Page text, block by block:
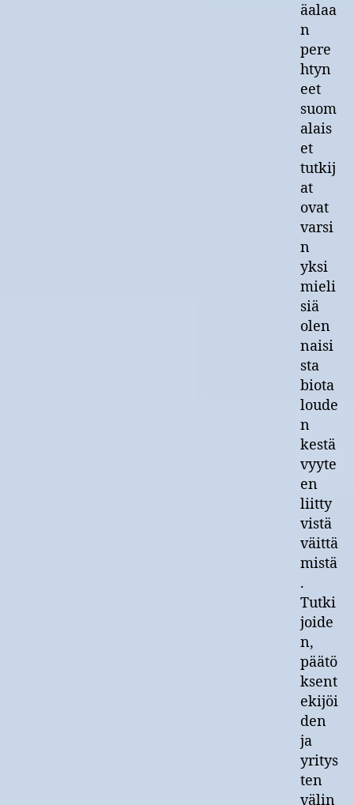
äalaa
n
pere
htyn
eet
suom
alais
et
tutkij
at
ovat
varsi
n
yksi
mieli
siä
olen
naisi
sta
biota
loude
n
kestä
vyyte
en
liitty
vistä
väittä
mistä
.
Tutki
joide
n,
päätö
ksent
ekijöi
den
ja
yritys
ten
välin